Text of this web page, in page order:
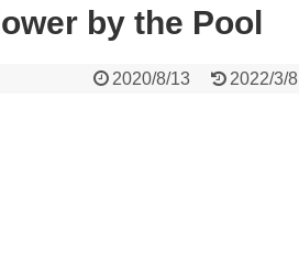
by the Pool
2020/8/13 2022/3/8